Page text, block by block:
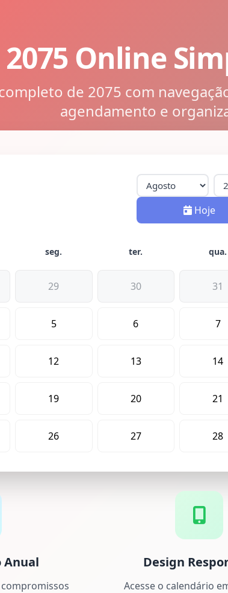
Online
de 2075 com
agendamento e
Hoje
29 30 31
5 6 7
12 13 14
19 20 21
26 27 28
Anual Design
Acesse o calendário